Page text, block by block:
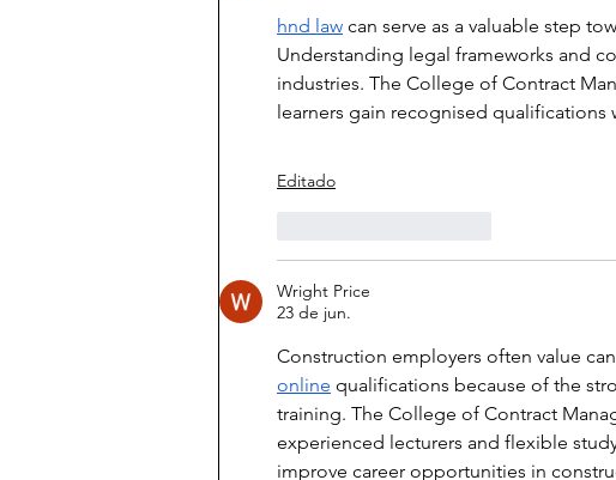
criatividade
hnd law can serve as a valuable step
Understanding legal frameworks and
industries. The College of Contract
learners gain recognised
Editado
Wright Price
23 de jun.
Construction employers often value
online qualifications because of the
training. The College of Contract
experienced lecturers and flexible
improve career opportunities in